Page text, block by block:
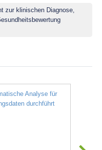
zur klinischen Diagnose,